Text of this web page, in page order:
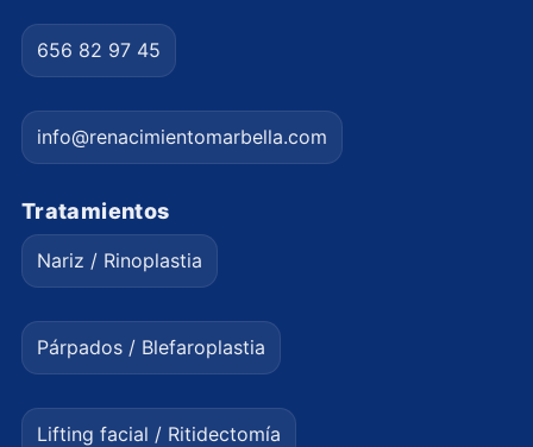
656 82 97 45
info@renacimientomarbella.com
Tratamientos
Nariz / Rinoplastia
Párpados / Blefaroplastia
Lifting facial / Ritidectomía